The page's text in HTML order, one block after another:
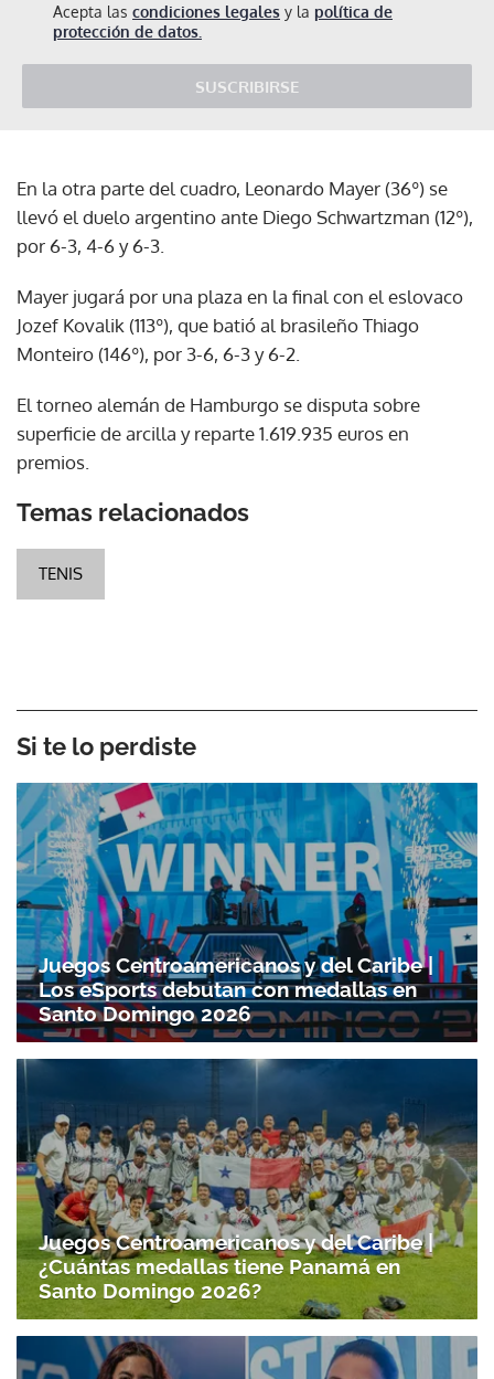
Acepta las condiciones legales y la política de
protección de datos.
SUSCRIBIRSE
En la otra parte del cuadro, Leonardo Mayer (36º) se
llevó el duelo argentino ante Diego Schwartzman (12º),
por 6-3, 4-6 y 6-3.
Mayer jugará por una plaza en la final con el eslovaco
Jozef Kovalik (113º), que batió al brasileño Thiago
Monteiro (146º), por 3-6, 6-3 y 6-2.
El torneo alemán de Hamburgo se disputa sobre
superficie de arcilla y reparte 1.619.935 euros en
premios.
Temas relacionados
TENIS
Si te lo perdiste
Juegos Centroamericanos y del Caribe |
Los eSports debutan con medallas en
Santo Domingo 2026
Juegos Centroamericanos y del Caribe |
¿Cuántas medallas tiene Panamá en
Santo Domingo 2026?